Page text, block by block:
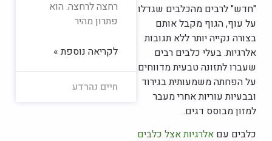
"חדש" לרבים מהכלבים שגדלו
על עוף, הגוף מקבל אותם
בצורה נקייה יותר ללא תגובות
אלרגיות. בעלי כלבים רבים
שעברו לתזונה טבעית מדווחים
על הפחתה משמעותית בגירוד
ובבעיות עוריות אחרי מעבר
למזון מבוסס דגים.
כלבים עם אלרגיות אצל כלבים
רחצה לרחצה. הוא
פתרון מהיר
לקריאה נוספת »
חיים נהרדע